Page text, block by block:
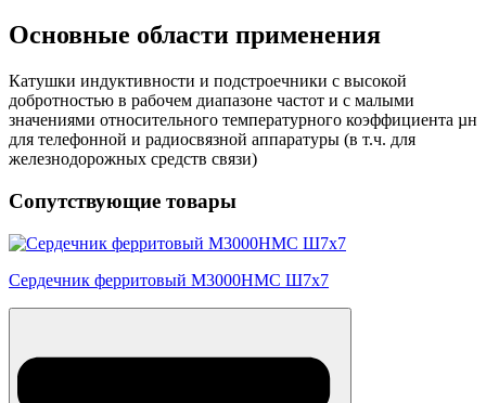
Основные области применения
Катушки индуктивности и подстроечники с высокой
добротностью в рабочем диапазоне частот и с малыми
значениями относительного температурного коэффициента µн
для телефонной и радиосвязной аппаратуры (в т.ч. для
железнодорожных средств связи)
Сопутствующие товары
Сердечник ферритовый М3000НМС Ш7х7